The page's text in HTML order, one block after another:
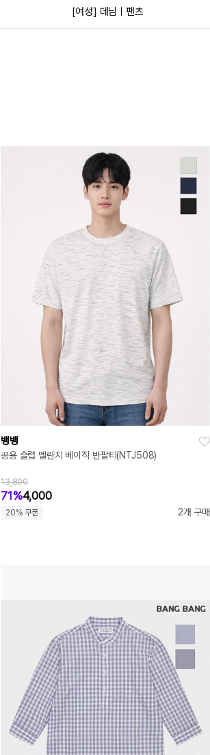
[여성] 데님ㅣ팬츠
뱅뱅
공용 슬럽 멜란지 베이직 반팔티(NTJ508)
13,800
71%4,000
20% 쿠폰 2개 구매